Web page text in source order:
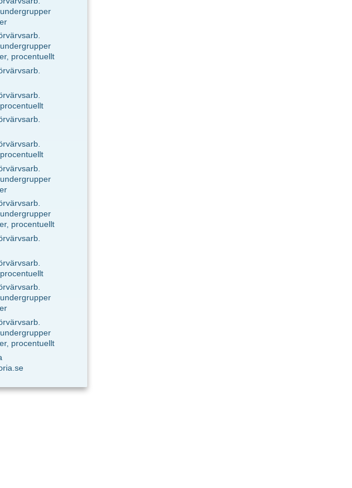
procentuellt
procentuellt
procentuellt